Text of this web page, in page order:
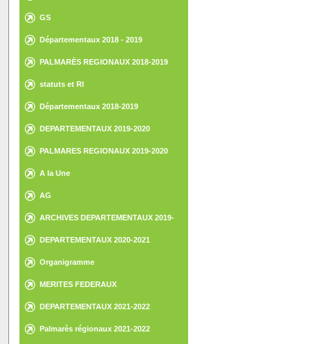
GS
Départementaux 2018 - 2019
PALMARÈS REGIONAUX 2018-2019
statuts et RI
Départementaux 2018-2019
DEPARTEMENTAUX 2019-2020
PALMARES REGIONAUX 2019-2020
A la Une
AG
ARCHIVES DEPARTEMENTAUX 2019-
DEPARTEMENTAUX 2020-2021
Organigramme
MERITES FEDERAUX
DEPARTEMENTAUX 2021-2022
Palmarès régionaux 2021-2022